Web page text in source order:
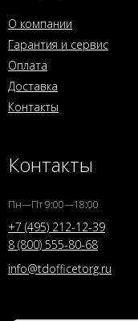
О компании
Гарантия и сервис
Оплата
Доставка
Контакты
Контакты
Пн—Пт 9:00—18:00
+7 (495) 212-12-39
8 (800) 555-80-68
info@tdofficetorg.ru